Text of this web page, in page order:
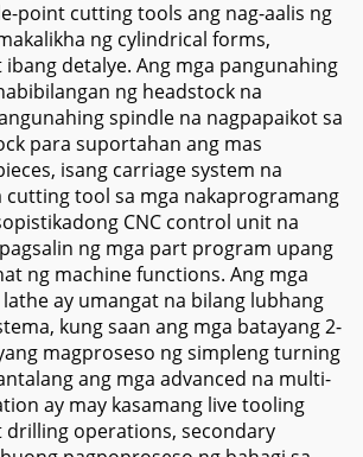
point cutting tools ang nag-aalis ng
ng cylindrical forms,
detalye. Ang mga pangunahing
ng headstock na
spindle na nagpapaikot sa
para suportahan ang mas
isang carriage system na
cutting tool sa mga nakaprogramang
CNC control unit na
ng mga part program upang
ng machine functions. Ang mga
ay umangat na bilang lubhang
kung saan ang mga batayang 2-
magproseso ng simpleng turning
ang mga advanced na multi-
ay may kasamang live tooling
drilling operations, secondary